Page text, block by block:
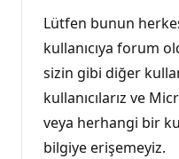
Lütfen bunun
kullanıcıya forum
sizin gibi diğer
kullanıcılarız ve
veya herhangi bir
bilgiye erişemeyiz.